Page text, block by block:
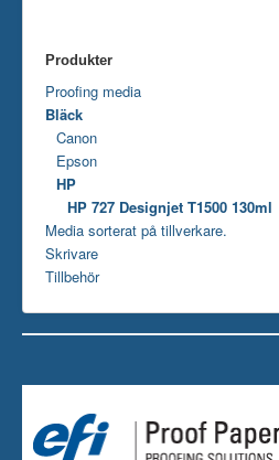
Produkter
Proofing media
Bläck
Canon
Epson
HP
HP 727 Designjet T1500 130ml
Media sorterat på tillverkare.
Skrivare
Tillbehör